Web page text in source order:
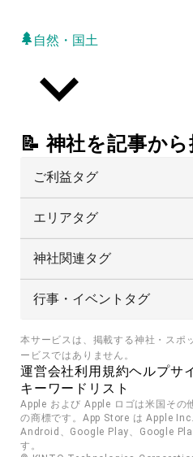
自然・国土
📝 神社を記事か
ご利益タグ
エリアタグ
神社関連タグ
行事・イベントタグ
本サービスは、掲載する神社・スポ
ービスではありません。
運営会社利用規約ヘルプサ
キーワードリスト
Apple および Apple ロゴは米国その
の商標です。App Store は Apple
Android、Google Play、Google
す。